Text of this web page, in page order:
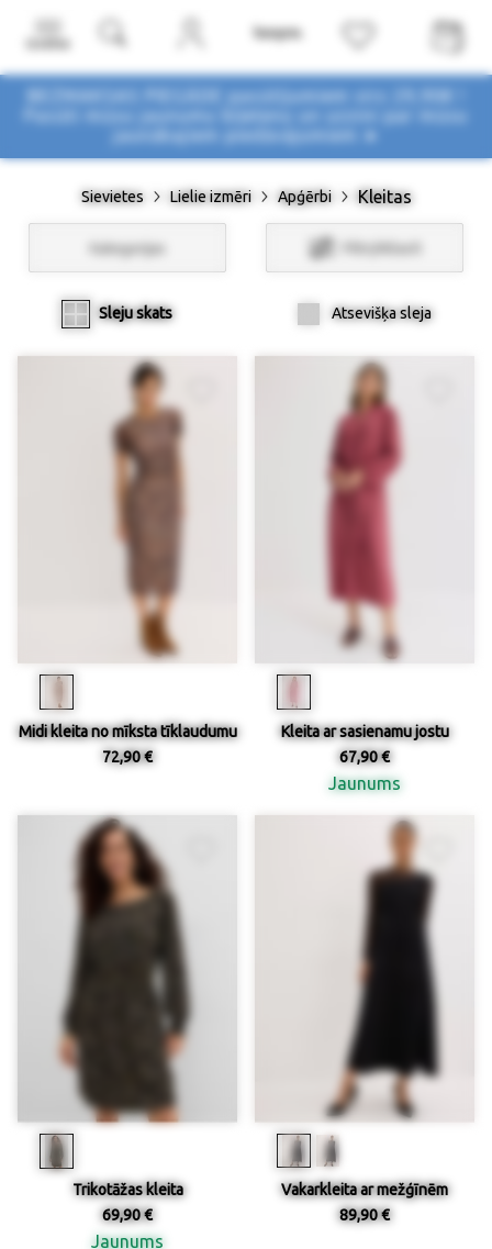
BEZMAKSAS PIEGĀDE pasūtījumiem virs 29,90€ !
Pasūti mūsu jaunumu biļetenu un uzzini par mūsu
Sievietes Lielie izmēri Apģērbi Kleitas
Kategorijas Filtri/Atlasīt
Sleju skats Atsevišķa sleja
Midi kleita no mīksta tīklaudumu
72,90 €
Kleita ar sasienamu jostu
67,90 €
Jaunums
Trikotāžas kleita
69,90 €
Jaunums
Vakarkleita ar mežģīnēm
89,90 €